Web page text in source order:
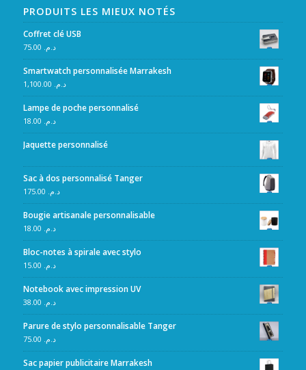
PRODUITS LES MIEUX NOTÉS
Coffret clé USB
د.م.
Smartwatch personnalisée Marrakesh
د.م.
Lampe de poche personnalisé
د.م.
Jaquette personnalisé
Sac à dos personnalisé Tanger
د.م.
Bougie artisanale personnalisable
د.م.
Bloc-notes à spirale avec stylo
د.م.
Notebook avec impression UV
د.م.
Parure de stylo personnalisable Tanger
د.م.
Sac papier publicitaire Marrakesh